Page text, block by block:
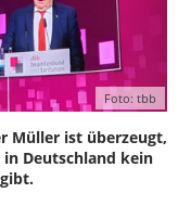
Foto: tbb
Müller ist überzeugt,
Deutschland kein